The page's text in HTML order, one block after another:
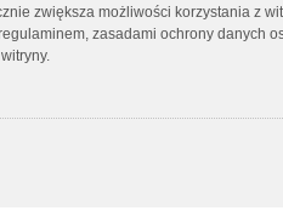
zwiększa możliwości korzystania z
zasadami ochrony danych